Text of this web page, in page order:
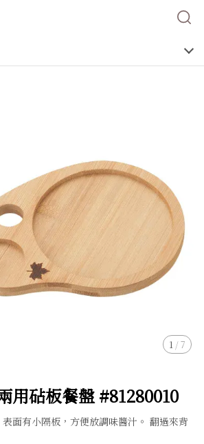
1 /7
用砧板餐盤 #81280010
面有小隔板，方便放調味醬汁。 翻過來背